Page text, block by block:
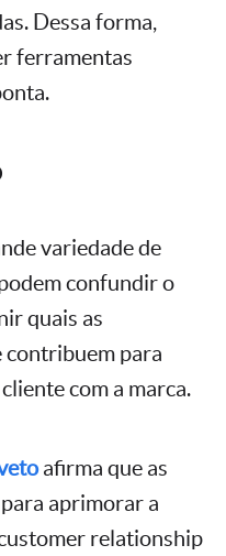
Dessa forma,
ferramentas
variedade de
confundir o
quais as
contribuem para
com a marca.
afirma que as
aprimorar a
relationship